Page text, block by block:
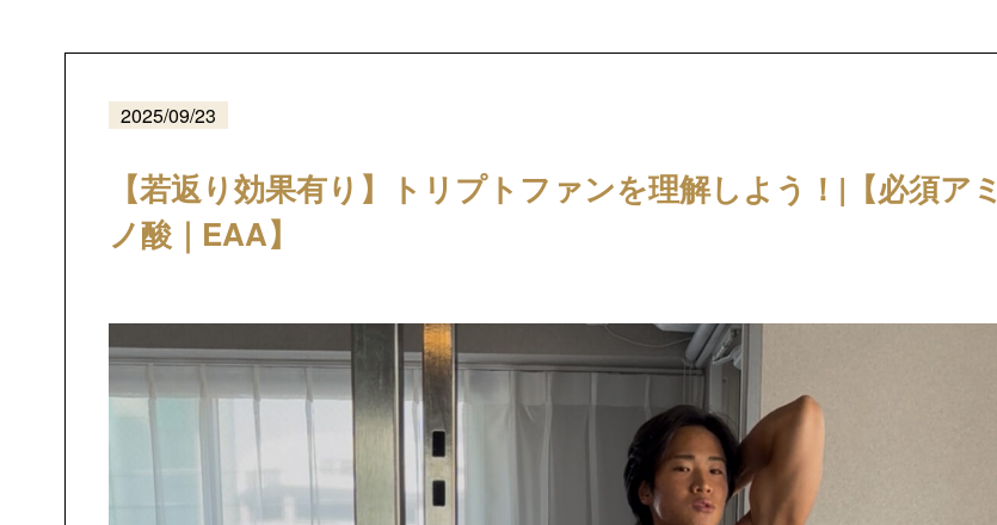
2025/09/23
【若返り効果有り】トリプトファンを理解しよう！|【必須アミ
ノ酸｜EAA】